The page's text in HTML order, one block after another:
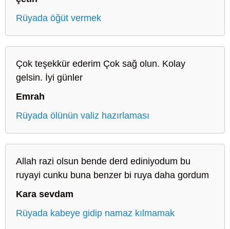
Rüyada öğüt vermek
Çok teşekkür ederim Çok sağ olun. Kolay
gelsin. İyi günler
Emrah
Rüyada ölünün valiz hazırlaması
Allah razi olsun bende derd ediniyodum bu
ruyayi cunku buna benzer bi ruya daha gordum
Kara sevdam
Rüyada kabeye gidip namaz kılmamak